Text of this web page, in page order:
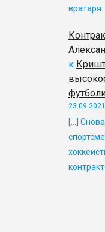
к
23.09.2021
[…]